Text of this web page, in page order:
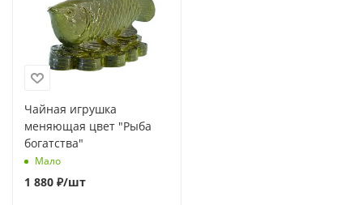
Чайная игрушка
меняющая цвет "Рыба
богатства"
Мало
1 880 ₽/шт